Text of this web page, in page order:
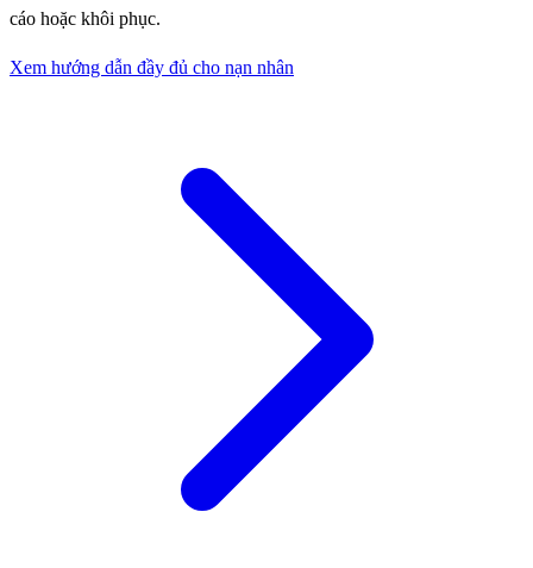
cáo hoặc khôi phục.
Xem hướng dẫn đầy đủ cho nạn nhân